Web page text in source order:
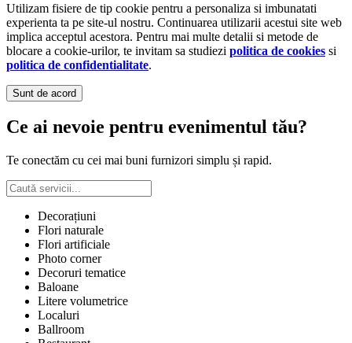
Utilizam fisiere de tip cookie pentru a personaliza si imbunatati
experienta ta pe site-ul nostru. Continuarea utilizarii acestui site web
implica acceptul acestora. Pentru mai multe detalii si metode de
blocare a cookie-urilor, te invitam sa studiezi politica de cookies si
politica de confidentialitate.
Sunt de acord
Ce ai nevoie pentru evenimentul tău?
Te conectăm cu cei mai buni furnizori simplu și rapid.
Decorațiuni
Flori naturale
Flori artificiale
Photo corner
Decoruri tematice
Baloane
Litere volumetrice
Localuri
Ballroom